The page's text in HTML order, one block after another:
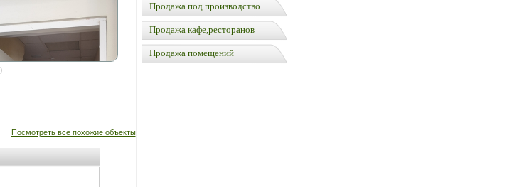
Посмотреть все похожие объекты
Продажа под производство
Продажа кафе,ресторанов
Продажа помещений